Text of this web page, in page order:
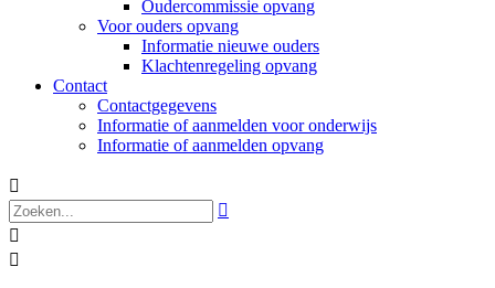
Oudercommissie opvang
Voor ouders opvang
Informatie nieuwe ouders
Klachtenregeling opvang
Contact
Contactgegevens
Informatie of aanmelden voor onderwijs
Informatie of aanmelden opvang



